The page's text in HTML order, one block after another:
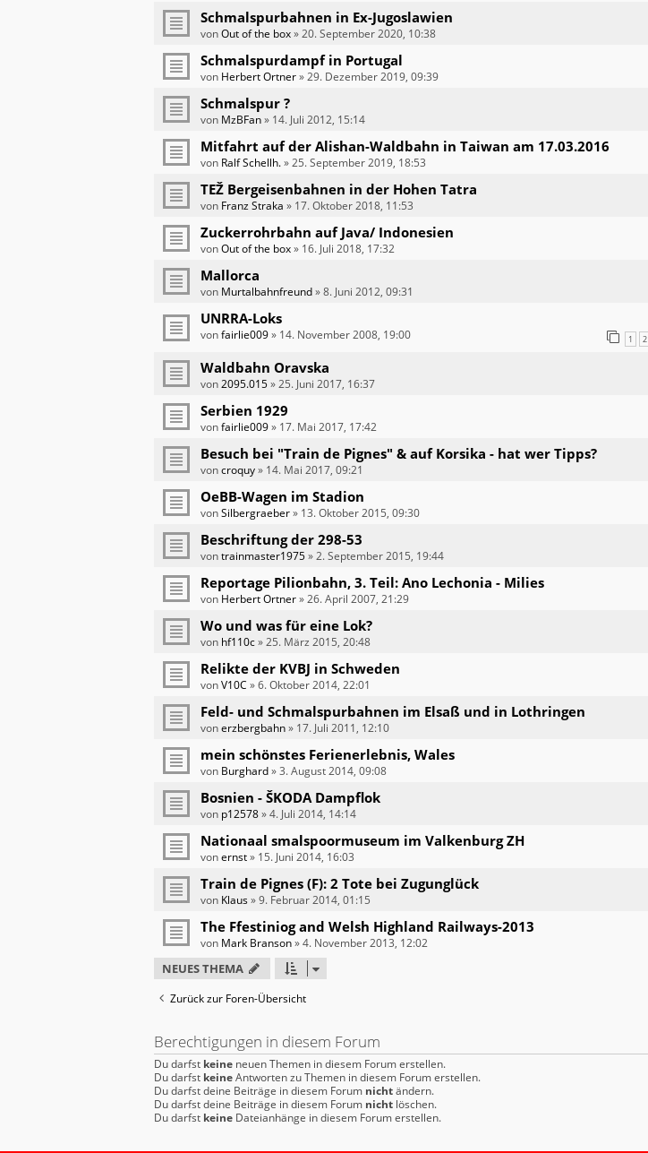
Schmalspurbahnen in Ex-Jugoslawien
vonOut of the box»20. September 2020, 10:38
Schmalspurdampf in Portugal
von Herbert Ortner»29. Dezember 2019, 09:39
Schmalspur ?
von MzBFan» 14. Juli 2012, 15:14
Mitfahrt auf der Alishan-Waldbahn in Taiwan am 17.03.2016
von Ralf Schellh.»25. September 2019, 18:53
TEŽ Bergeisenbahnen in der Hohen Tatra
von Franz Straka » 17. Oktober 2018, 11:53
Zuckerrohrbahn auf Java/ Indonesien
vonOut of the box» 16. Juli 2018, 17:32
Mallorca
von Murtalbahnfreund»8. Juni 2012, 09:31
UNRRA-Loks
vonfairlie009» 14. November 2008, 19:00 1 2
Waldbahn Oravska
von2095.015»25. Juni 2017, 16:37
Serbien 1929
vonfairlie009» 17. Mai 2017, 17:42
Besuch bei "Train de Pignes" & auf Korsika - hat wer Tipps?
voncroquy» 14. Mai 2017, 09:21
OeBB-Wagen im Stadion
vonSilbergraeber» 13. Oktober 2015, 09:30
Beschriftung der 298-53
vontrainmaster1975»2. September 2015, 19:44
Reportage Pilionbahn, 3. Teil: Ano Lechonia - Milies
von Herbert Ortner»26. April 2007, 21:29
Wo und was für eine Lok?
von hf110c»25. März 2015, 20:48
Relikte der KVBJ in Schweden
vonV10C »6. Oktober 2014, 22:01
Feld- und Schmalspurbahnen im Elsaß und in Lothringen
vonerzbergbahn» 17. Juli 2011, 12:10
mein schönstes Ferienerlebnis, Wales
von Burghard»3. August 2014, 09:08
Bosnien - ŠKODA Dampflok
von p12578»4. Juli 2014, 14:14
Nationaal smalspoormuseum im Valkenburg ZH
vonernst» 15. Juni 2014, 16:03
Train de Pignes (F): 2 Tote bei Zugunglück
von Klaus»9. Februar 2014, 01:15
The Ffestiniog and Welsh Highland Railways-2013
von Mark Branson»4. November 2013, 12:02
NEUES THEMA
Zurück zur Foren-Übersicht
Berechtigungen in diesem Forum
Du darfst keine neuen Themen in diesem Forum erstellen.
Du darfst keineAntworten zu Themen in diesem Forum erstellen.
Du darfst deine Beiträge in diesem Forum nichtändern.
Du darfst deine Beiträge in diesem Forum nicht löschen.
Du darfst keine Dateianhänge in diesem Forum erstellen.